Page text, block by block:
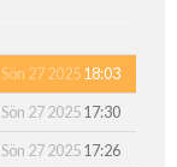
Sön 27 202518:03
Sön 27 202517:30
Sön 27 202517:26